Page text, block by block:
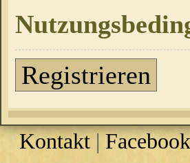
Registrieren
Kontakt | Facebook